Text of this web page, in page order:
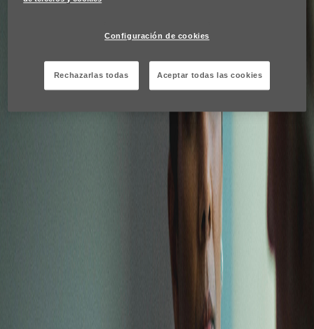
hemos creado un conjunto
completo de recursos para tus
comunicaciones internas y
externas.
Estos materiales listos para usar están diseñados
para ayudarte a involucrar a tus equipos y
compartir tu compromiso de crear entornos
seguros y de apoyo en sus lugares de trabajo.
Juntos, hagamos del lugar de trabajo un espacio
seguro para quienes sufren violencia doméstica y
Configuración de cookies
Rechazarlas todas Aceptar todas las cookies